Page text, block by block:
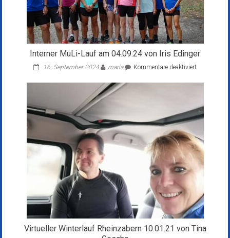
Interner MuLi-Lauf am 04.09.24 von Iris Edinger
16. September 2024 maria Kommentare deaktiviertfür
04.09.24
von
Edinger
Virtueller Winterlauf Rheinzabern 10.01.21 von Tina